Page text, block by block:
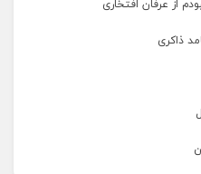
از عرفان افتخاری
ذاکری